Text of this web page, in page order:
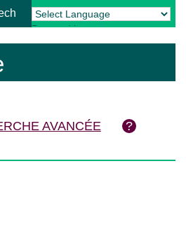
Powered by Translate
AVANCÉE